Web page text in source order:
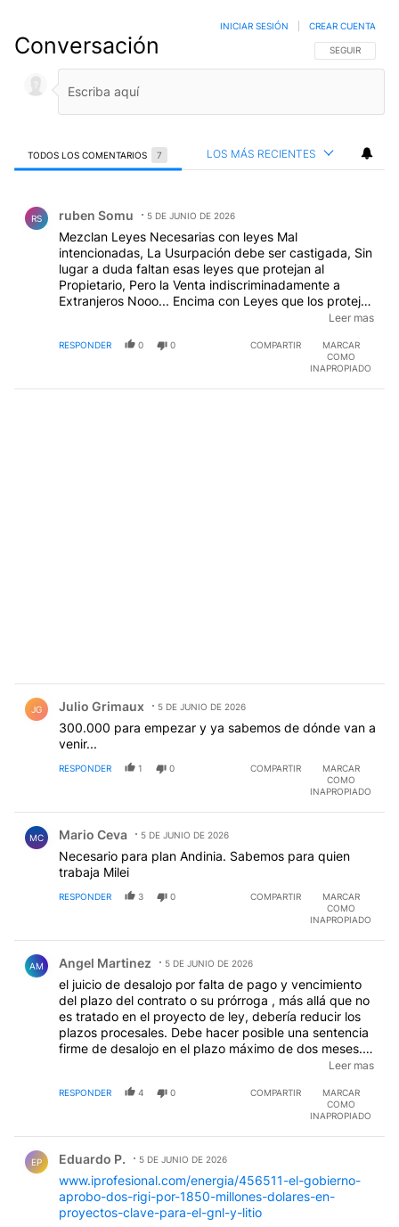
Conversación SIGA ESTA
SEGUIR
INICIAR SESIÓN CREAR CUENTA
TODOS LOS COMENTARIOS 7 LOS MÁS RECIENTES
RS ruben Somu 5 DE JUNIO DE 2026
Mezclan Leyes Necesarias con leyes Mal
intencionadas, La Usurpación debe ser castigada, Sin
lugar a duda faltan esas leyes que protejan al
Propietario, Pero la Venta indiscriminadamente a
Extranjeros Nooo... Encima con Leyes que los protejan
País prácticamente..
Leer mas
RESPONDER 0 0 COMPARTIR
MARCAR
COMO
INAPROPIADO
JG Julio Grimaux 5 DE JUNIO DE 2026
300.000 para empezar y ya sabemos de dónde van a
venir...
RESPONDER 1 0 COMPARTIR
MARCAR
COMO
INAPROPIADO
MC Mario Ceva 5 DE JUNIO DE 2026
Necesario para plan Andinia. Sabemos para quien
trabaja Milei
RESPONDER 3 0 COMPARTIR
MARCAR
COMO
INAPROPIADO
AM Angel Martinez 5 DE JUNIO DE 2026
el juicio de desalojo por falta de pago y vencimiento
del plazo del contrato o su prórroga , más allá que no
es tratado en el proyecto de ley, debería reducir los
plazos procesales. Debe hacer posible una sentencia
firme de desalojo en el plazo máximo de dos meses.
Esto conllevaría a la realización de más contratos de
las garantías.
Leer mas
RESPONDER 4 0 COMPARTIR
MARCAR
COMO
INAPROPIADO
EP Eduardo P. 5 DE JUNIO DE 2026
www.iprofesional.com/energia/456511-el-gobierno-
aprobo-dos-rigi-por-1850-millones-dolares-en-
proyectos-clave-para-el-gnl-y-litio